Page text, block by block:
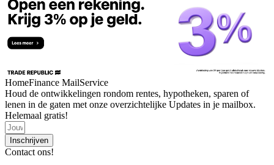
HomeFinance MailService
Houd de ontwikkelingen rondom rentes, hypotheken, sparen of
lenen in de gaten met onze overzichtelijke Updates in je mailbox.
Helemaal gratis!
Inschrijven
Contact ons!